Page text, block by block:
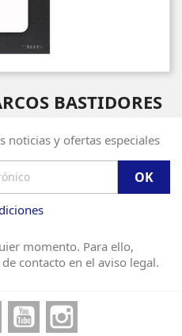
BASTIDORES
noticias y ofertas especiales
momento. Para ello,
contacto en el aviso legal.
Twitter YouTube